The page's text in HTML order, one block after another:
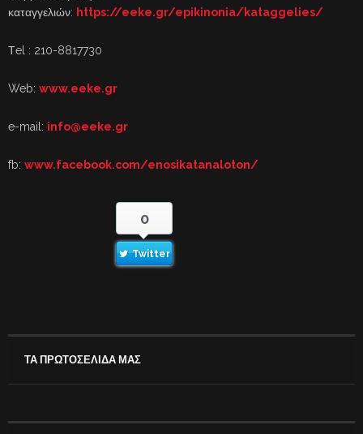
καταγγελιών: https://eeke.gr/epikinonia/kataggelies/
Τel : 210-8817730
Web: www.eeke.gr
e-mail: info@eeke.gr
fb: www.facebook.com/enosikatanaloton/
0
Twitter
ΤΑ ΠΡΩΤΟΣΕΛΙΔΑ ΜΑΣ